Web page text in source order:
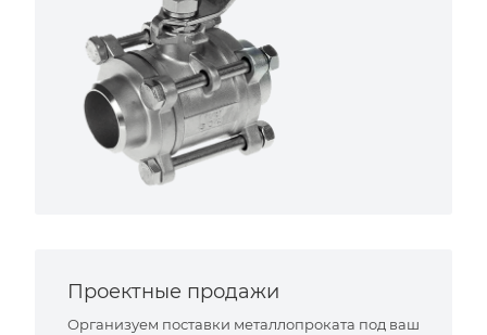
Проектные продажи
Организуем поставки металлопроката под ваш